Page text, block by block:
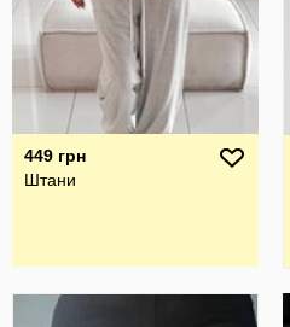
449 грн
Штани